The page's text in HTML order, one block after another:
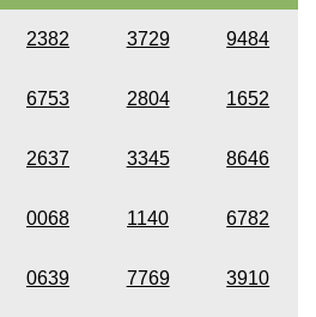
2382 3729 9484
6753 2804 1652
2637 3345 8646
0068 1140 6782
0639 7769 3910